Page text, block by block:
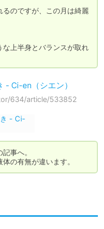
のですが、この月は綺麗
上半身とバランスが取れ
Ci-en（シエン）
634/article/533852
事へ。
の有無が違います。